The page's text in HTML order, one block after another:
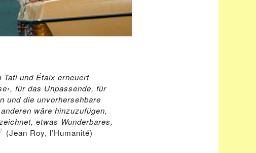
und Étaix erneuert
für das Unpassende, für
und die unvorhersehbare
wäre hinzuzufügen,
etwas Wunderbares,
1 (Jean Roy, l’Humanité)